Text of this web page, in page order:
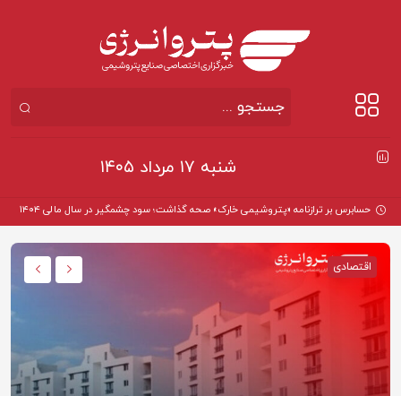
شنبه ۱۷ مرداد ۱۴۰۵
اقتصادی